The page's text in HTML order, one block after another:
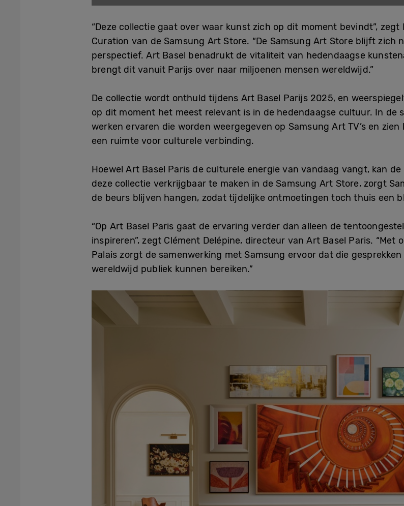
“Deze collectie gaat over waar kunst zich op dit moment bevindt”, zegt
Curation van de Samsung Art Store. “De Samsung Art Store blijft zich
perspectief. Art Basel benadrukt de vitaliteit van hedendaagse
brengt dit vanuit Parijs over naar miljoenen mensen wereldwijd.”
De collectie wordt onthuld tijdens Art Basel Parijs 2025, en
op dit moment het meest relevant is in de hedendaagse cultuur. In de
werken ervaren die worden weergegeven op Samsung Art TV’s en
een ruimte voor culturele verbinding.
Hoewel Art Basel Paris de culturele energie van vandaag vangt, kan
deze collectie verkrijgbaar te maken in de Samsung Art Store, zorgt
de beurs blijven hangen, zodat tijdelijke ontmoetingen toch thuis een
“Op Art Basel Paris gaat de ervaring verder dan alleen de
inspireren”, zegt Clément Delépine, directeur van Art Basel Paris.
Palais zorgt de samenwerking met Samsung ervoor dat die
wereldwijd publiek kunnen bereiken.”